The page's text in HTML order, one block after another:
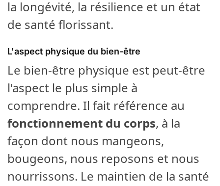
la longévité, la résilience et un état
de santé florissant.
L'aspect physique du bien-être
Le bien-être physique est peut-être
l'aspect le plus simple à
comprendre. Il fait référence au
fonctionnement du corps, à la
façon dont nous mangeons,
bougeons, nous reposons et nous
nourrissons. Le maintien de la santé